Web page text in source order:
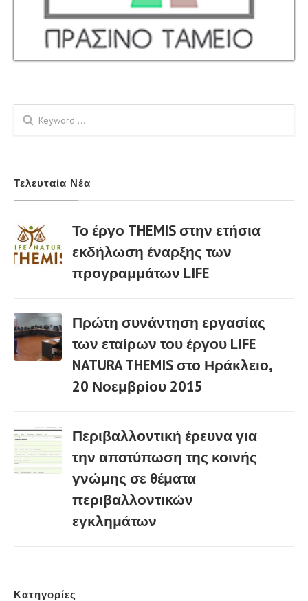
Φόρμα αναζήτησης
Τελευταία Νέα
Το έργο THEMIS στην ετήσια
εκδήλωση έναρξης των
προγραμμάτων LIFE
Πρώτη συνάντηση εργασίας
των εταίρων του έργου LIFE
NATURA THEMIS στο Ηράκλειο,
20 Νοεμβρίου 2015
Περιβαλλοντική έρευνα για
την αποτύπωση της κοινής
γνώμης σε θέματα
περιβαλλοντικών
εγκλημάτων
Κατηγορίες